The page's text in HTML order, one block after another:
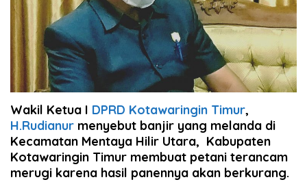
Wakil Ketua I DPRD Kotawaringin Timur,
H.Rudianur menyebut banjir yang melanda di
Kecamatan Mentaya Hilir Utara, Kabupaten
Kotawaringin Timur membuat petani terancam
merugi karena hasil panennya akan berkurang.